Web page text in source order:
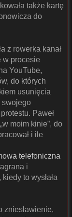
także kartę
do
z rowerka kanał
w procesie
YouTube,
do których
usunięcia
swojego
Paweł
moim kinie”, do
i ile
telefoniczna
i
, kiedy to wysłała
zniesławienie,